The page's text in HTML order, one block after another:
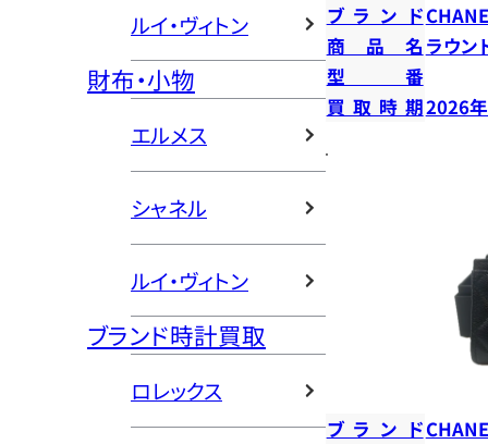
ルイ・ヴィトン
財布・小物
エルメス
シャネル
ルイ・ヴィトン
ブランド時計買取
ロレックス
ブランド
商品名 ラウン
型番
買取時期2026
ブランド